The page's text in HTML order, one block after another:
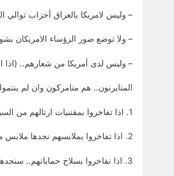
– وليس لامريكا بالعراق أحزاب توالي
– ولا توضع صور الرؤساء الامريكان
– وليس لدى أمريكا من شعارهم..
المتايرنون.. هم متامركون وان لم
1. اذا تفاخروا بمقتنيات ارتالهم من السيارات.. نجدها امريكية وليس سايبا او سمند الايرانية او مسكوفش الروسية..
2. اذا تفاخروا بملابسهم نجدها ملابس من ارقى الماركات الغربية والامريكية..
3. اذا تفاخروا بسلاح حماياتهم.. سنجدها امريكية رشاش الجي سي..